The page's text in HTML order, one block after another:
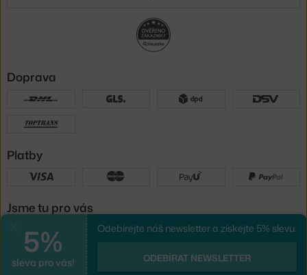
5%
sleva pro vás!
Odebírejte náš newsletter a získejte 5% slevu.
ODEBÍRAT NEWSLETTER
Doprava
Platby
Jsme tu pro vás
e-shop na míruod